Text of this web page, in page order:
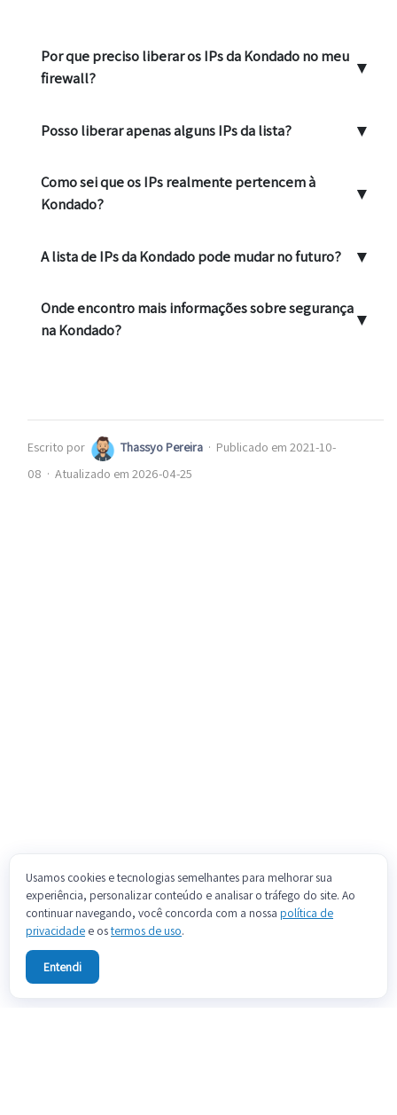
Por que preciso liberar os IPs da Kondado no meu
firewall?
▼
Posso liberar apenas alguns IPs da lista? ▼
Como sei que os IPs realmente pertencem à
Kondado?
▼
A lista de IPs da Kondado pode mudar no futuro? ▼
Onde encontro mais informações sobre segurança
na Kondado?
▼
Escrito por Thassyo Pereira · Publicado em 2021-10-
08 · Atualizado em 2026-04-25
Usamos cookies e tecnologias semelhantes para melhorar sua
experiência, personalizar conteúdo e analisar o tráfego do site. Ao
continuar navegando, você concorda com a nossa política de
privacidade e ostermos de uso.
Entendi